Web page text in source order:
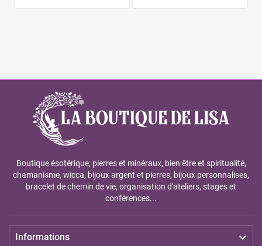
Boutique ésotérique, pierres et minéraux, bien être et spiritualité,
chamanisme, wicca, bijoux argent et pierres, bijoux personnalises,
bracelet de chemin de vie, organisation d'ateliers, stages et
conférences...
Informations 